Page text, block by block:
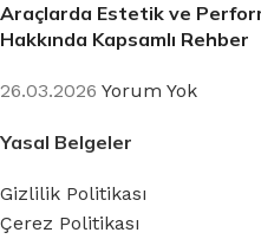
Araçlarda Estetik ve
Hakkında Kapsamlı Rehber
26.03.2026 Yorum Yok
Yasal Belgeler
Gizlilik Politikası
Çerez Politikası